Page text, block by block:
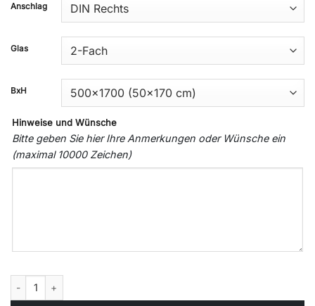
Anschlag
Glas
BxH
Hinweise und Wünsche
Bitte geben Sie hier Ihre Anmerkungen oder Wünsche ein
(maximal 10000 Zeichen)
Bodentiefe Fenster Eiche Dunkel - Dreh-Kipp Fenster 2-fach / 3-